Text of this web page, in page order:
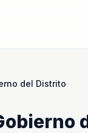
del Distrito